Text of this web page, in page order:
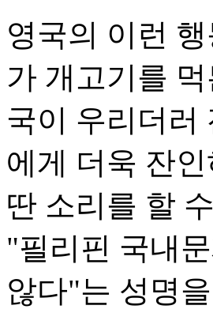
영국의 이런
가 개고기를
국이 우리더러
에게 더욱 잔
딴 소리를 할
"필리핀 국내
않다"는 성명